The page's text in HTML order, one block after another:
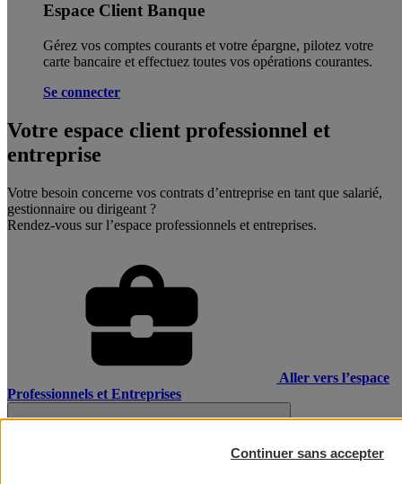
Espace Client Banque
Gérez vos comptes courants et votre épargne, pilotez votre
carte bancaire et effectuez toutes vos opérations courantes.
Se connecter
Votre espace client professionnel et
entreprise
Votre besoin concerne vos contrats d’entreprise en tant que salarié,
gestionnaire ou dirigeant ?
Rendez-vous sur l’espace professionnels et entreprises.
Aller vers l’espace
Professionnels et Entreprises
Continuer sans accepter